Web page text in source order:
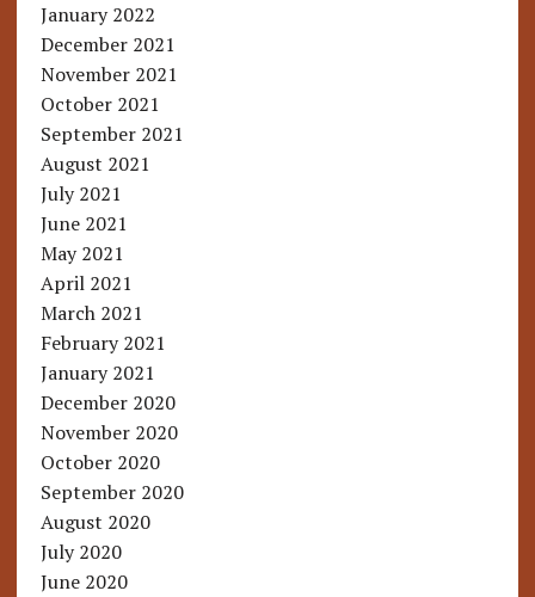
January 2022
December 2021
November 2021
October 2021
September 2021
August 2021
July 2021
June 2021
May 2021
April 2021
March 2021
February 2021
January 2021
December 2020
November 2020
October 2020
September 2020
August 2020
July 2020
June 2020